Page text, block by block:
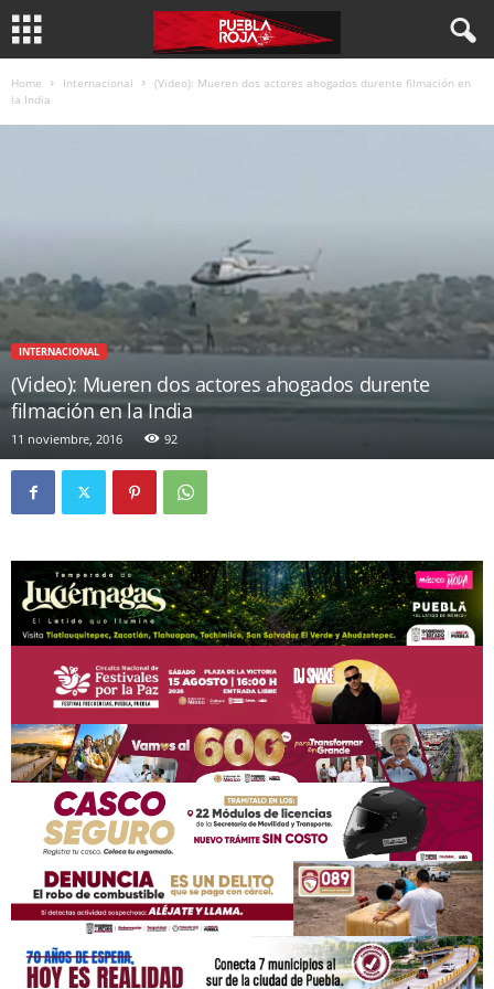
Home Internacional
(Video): Mueren dos actores ahogados durente filmación en
la India
INTERNACIONAL
(Video): Mueren dos actores ahogados durente
filmación en la India
11 noviembre, 2016 92